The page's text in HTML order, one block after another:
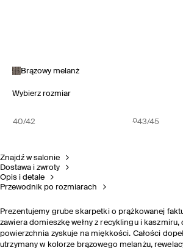
Brązowy melanż
Wybierz rozmiar
40/42 43/45
Znajdź w salonie
Dostawa i zwroty
Opis i detale
Przewodnik po rozmiarach
Prezentujemy grube skarpetki o prążkowanej
zawiera domieszkę wełny z recyklingu i kaszmiru,
powierzchnia zyskuje na miękkości. Całości
utrzymany w kolorze brązowego melanżu,